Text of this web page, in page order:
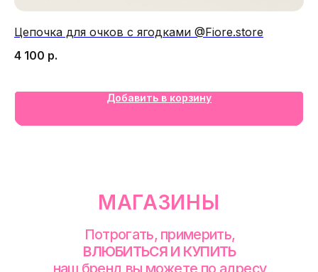
Цепочка для очков с ягодками @Fiore.store
4 100 р.
Добавить в корзину
смотреть в Яндекс. Картах